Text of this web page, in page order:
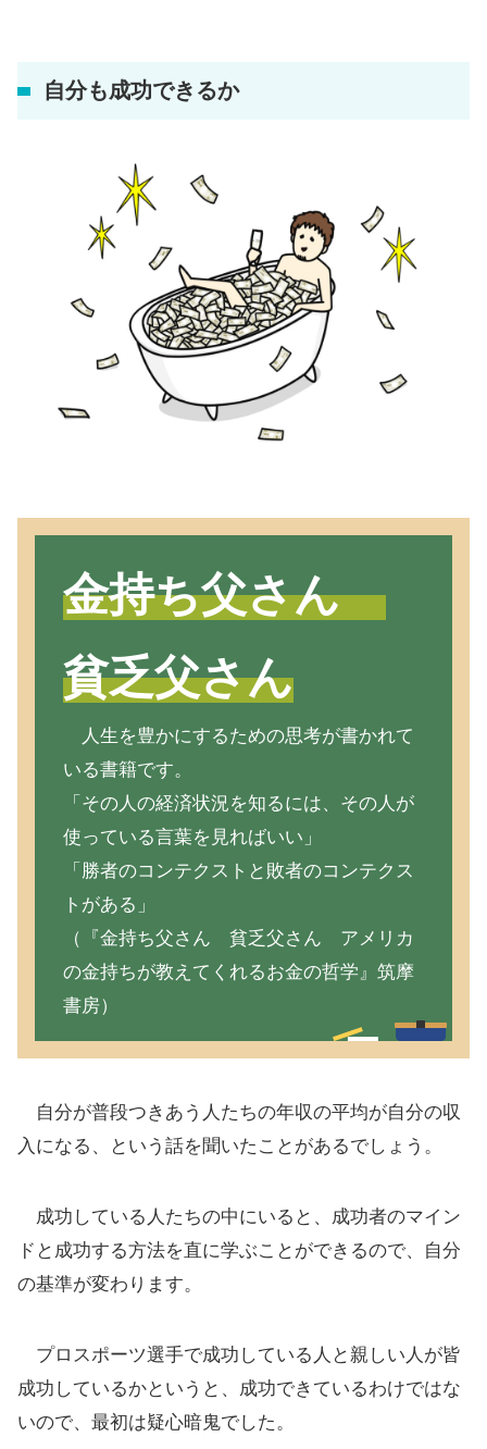
自分も成功できるか
金持ち父さん
貧乏父さん
人生を豊かにするための思考が書かれて
いる書籍です。
「その人の経済状況を知るには、その人が
使っている言葉を見ればいい」
「勝者のコンテクストと敗者のコンテクス
トがある」
（『金持ち父さん 貧乏父さん アメリカ
の金持ちが教えてくれるお金の哲学』筑摩
書房）
自分が普段つきあう人たちの年収の平均が自分の収
入になる、という話を聞いたことがあるでしょう。
成功している人たちの中にいると、成功者のマイン
ドと成功する方法を直に学ぶことができるので、自分
の基準が変わります。
プロスポーツ選手で成功している人と親しい人が皆
成功しているかというと、成功できているわけではな
いので、最初は疑心暗鬼でした。